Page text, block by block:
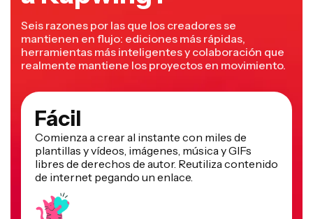
Seis razones por las que los creadores se
mantienen en flujo: ediciones más rápidas,
herramientas más inteligentes y colaboración que
realmente mantiene los proyectos en movimiento.
Fácil
Comienza a crear al instante con miles de
plantillas y vídeos, imágenes, música y GIFs
libres de derechos de autor. Reutiliza contenido
de internet pegando un enlace.